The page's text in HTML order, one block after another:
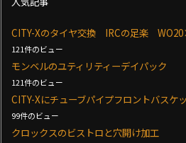
CITY-Xのタイヤ交換 IRCの足楽
121件のビュー
モンベルのユティリティーデイパック
121件のビュー
CITY-Xにチューブパイプフロントバスケ
99件のビュー
クロックスのビストロと穴開け加工